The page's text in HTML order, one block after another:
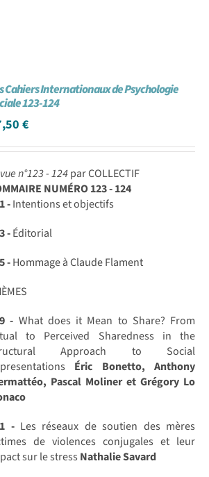
Cahiers Internationaux de Psychologie
123-124
€
n°123 - 124par COLLECTIF
NUMÉRO 123 - 124
-Intentions et objectifs
-Éditorial
-Hommage à Claude Flament
- What does it Mean to Share? From
to Perceived Sharedness in the
Approach to Social
Éric Bonetto, Anthony
Pascal Moliner et Grégory Lo
-Les réseaux de soutien des mères
de violences conjugales et leur
sur le stress Nathalie Savard